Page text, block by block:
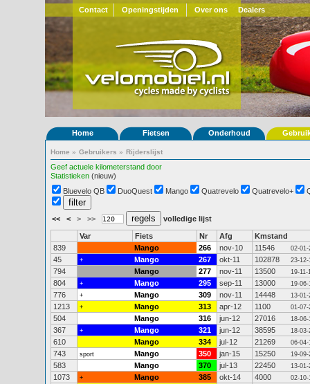
Contact Openingstijden Over ons Dealers
Home Fietsen Onderhoud
Home » Gebruikers » Rijderslijst
Geef actuele kilometerstand door
Statistieken (nieuw)
Bluevelo QB
DuoQuest Mango Quatrevelo Quatrevelo+
<< < > >> volledige lijst
Var Fiets Nr Afg
Kmstand
839
Mango 266 nov-10 11546 02-01-
45 + Mango 267 okt-11 102878 23-12-
794 Mango 277 nov-11 13500 19-11-
804 + Mango 295 sep-11 13000 19-06-
776 + Mango 309 nov-11 14448 13-01-
1213 + Mango 313 apr-12 1100 01-07-
504 Mango 316 jun-12 27016 18-06-
367 + Mango 321 jun-12 38595 18-03-
610 Mango 334 jul-12 21269 06-04-
743 sport Mango 350 jan-15 15250 19-09-
583 Mango 370 jul-13 22450 13-01-
1073 + Mango 385 okt-14 4000 02-10-